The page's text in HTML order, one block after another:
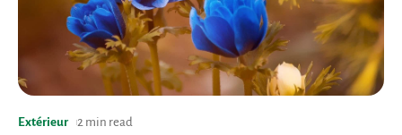
Extérieur 2 min read